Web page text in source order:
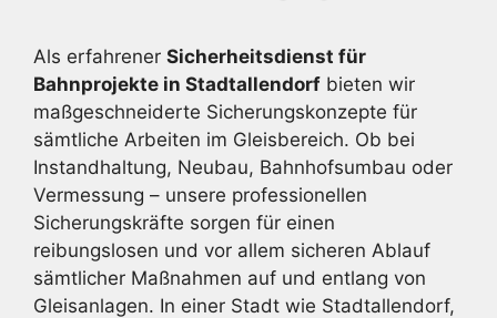
Als erfahrener Sicherheitsdienst für
Bahnprojekte in Stadtallendorf bieten wir
maßgeschneiderte Sicherungskonzepte für
sämtliche Arbeiten im Gleisbereich. Ob bei
Instandhaltung, Neubau, Bahnhofsumbau oder
Vermessung – unsere professionellen
Sicherungskräfte sorgen für einen
reibungslosen und vor allem sicheren Ablauf
sämtlicher Maßnahmen auf und entlang von
Gleisanlagen. In einer Stadt wie Stadtallendorf,